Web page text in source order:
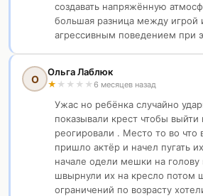
создавать напряжённую
большая разница между игрой
агрессивным поведением при
О
Ольга Лаблюк
★ ★ ★ ★ ★ 6 месяцев назад
Ужас но ребёнка случайно
показывали крест чтобы выйти
реогировали . Место то во что
пришло актёр и начел пугать
начале одели мешки на голову
швырнули их на кресло потом
ограничений по возрасту